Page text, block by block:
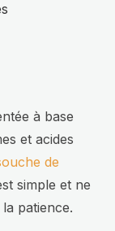
à base
et acides
de
simple et ne
patience.